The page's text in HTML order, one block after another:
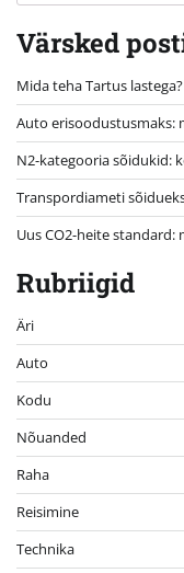
Värsked
Mida teha Tartus
Auto erisoodustusmaks:
N2-kategooria sõidukid:
Transpordiameti
Uus CO2-heite
Rubriigid
Äri
Auto
Kodu
Nõuanded
Raha
Reisimine
Technika